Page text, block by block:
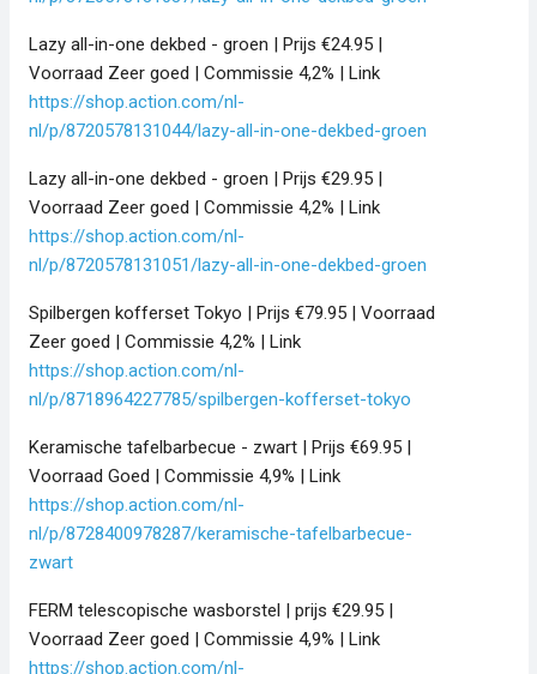
Lazy all-in-one dekbed - groen | Prijs €24.95 |
Voorraad Zeer goed | Commissie 4,2% | Link
https://shop.action.com/nl-
nl/p/8720578131044/lazy-all-in-one-dekbed-groen
Lazy all-in-one dekbed - groen | Prijs €29.95 |
Voorraad Zeer goed | Commissie 4,2% | Link
https://shop.action.com/nl-
nl/p/8720578131051/lazy-all-in-one-dekbed-groen
Spilbergen kofferset Tokyo | Prijs €79.95 | Voorraad
Zeer goed | Commissie 4,2% | Link
https://shop.action.com/nl-
nl/p/8718964227785/spilbergen-kofferset-tokyo
Keramische tafelbarbecue - zwart | Prijs €69.95 |
Voorraad Goed | Commissie 4,9% | Link
https://shop.action.com/nl-
nl/p/8728400978287/keramische-tafelbarbecue-
zwart
FERM telescopische wasborstel | prijs €29.95 |
Voorraad Zeer goed | Commissie 4,9% | Link
https://shop.action.com/nl-